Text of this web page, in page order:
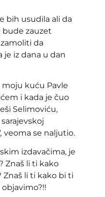
bih usudila ali da
zauzet
da
je iz dana u dan
moju kuću Pavle
i kada je čuo
Selimoviću,
veoma se naljutio.
izdavačima, je
Znaš li ti kako
li ti kako bi ti